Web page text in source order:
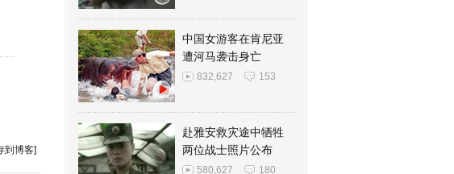
到博客]
中国女游客在肯尼亚
遭河马袭击身亡
832,627 153
赴雅安救灾途中牺牲
两位战士照片公布
580,627 180